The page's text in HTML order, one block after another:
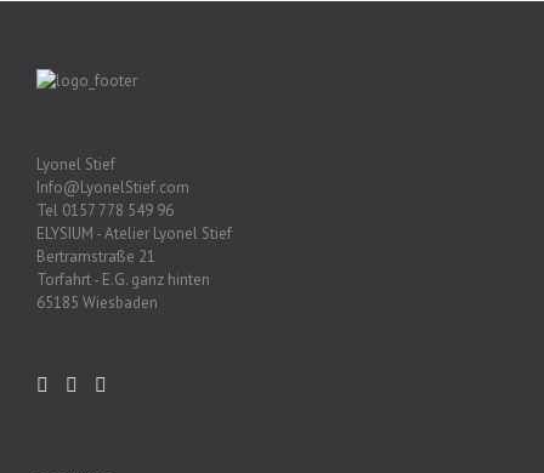
Lyonel Stief
Info@LyonelStief.com
Tel 0157 778 549 96
ELYSIUM - Atelier Lyonel Stief
Bertramstraße 21
Torfahrt - E.G. ganz hinten
65185 Wiesbaden